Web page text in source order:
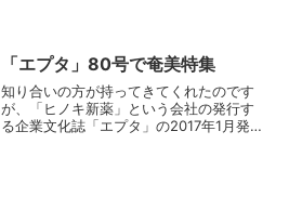
ら、困ったことに市町村の...
「エプタ」80号で奄美特集
知り合いの方が持ってきてくれたのです
が、「ヒノキ新薬」という会社の発行す
る企業文化誌「エプタ」の2017年1月発行